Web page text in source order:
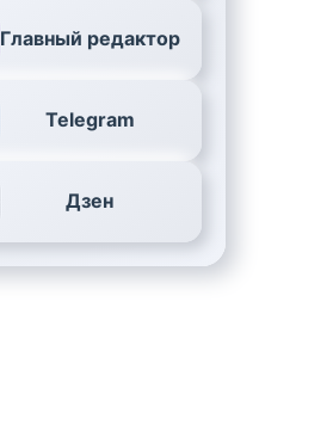
Главный редактор
Telegram
Дзен